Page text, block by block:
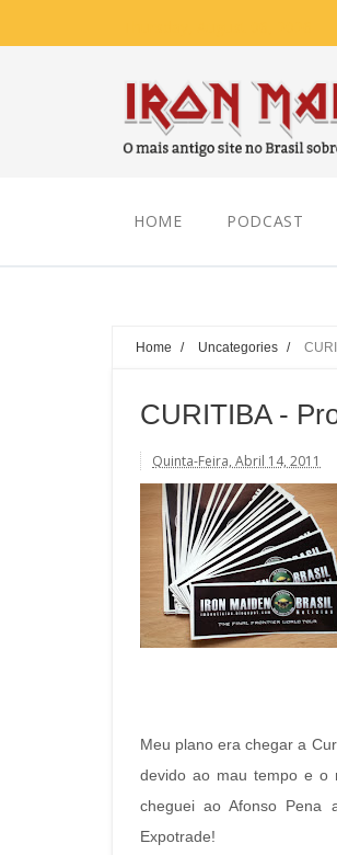
HOME PODCAST
Home / Uncategories /
CURITIBA -
Quinta-Feira, Abril 14, 2011
Meu plano era chegar a
devido ao mau tempo e o
cheguei ao Afonso Pena
Expotrade!